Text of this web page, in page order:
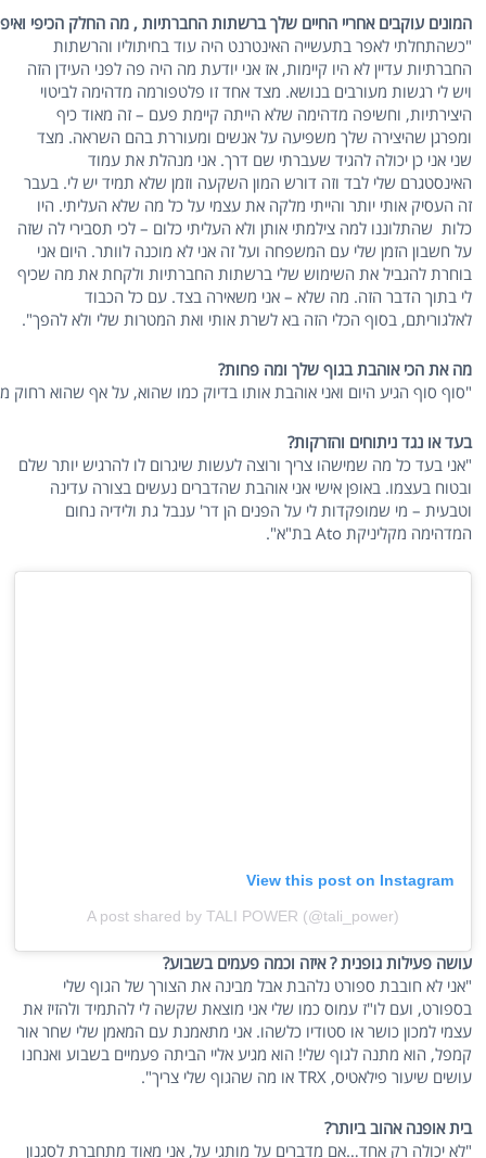
המונים עוקבים אחריי החיים שלך ברשתות החברתיות , מה החלק הכיפי
"כשהתחלתי לאפר בתעשייה האינטרנט היה עוד בחיתוליו והרשתות
החברתיות עדיין לא היו קיימות, אז אני יודעת מה היה פה לפני העידן הזה
ויש לי רגשות מעורבים בנושא. מצד אחד זו פלטפורמה מדהימה לביטוי
היצירתיות, וחשיפה מדהימה שלא הייתה קיימת פעם – זה מאוד כיף
ומפרגן שהיצירה שלך משפיעה על אנשים ומעוררת בהם השראה. מצד
שני אני כן יכולה להגיד שעברתי שם דרך. אני מנהלת את עמוד
האינסטגרם שלי לבד וזה דורש המון השקעה וזמן שלא תמיד יש לי. בעבר
זה העסיק אותי יותר והייתי מלקה את עצמי על כל מה שלא העליתי. היו
כלות שהתלוננו למה צילמתי אותן ולא העליתי כלום – לכי תסבירי לה שזה
על חשבון הזמן שלי עם המשפחה ועל זה אני לא מוכנה לוותר. היום אני
בוחרת להגביל את השימוש שלי ברשתות החברתיות ולקחת את מה שכיף
לי בתוך הדבר הזה. מה שלא – אני משאירה בצד. עם כל הכבוד
לאלגוריתם, בסוף הכלי הזה בא לשרת אותי ואת המטרות שלי ולא להפך".
מה את הכי אוהבת בגוף שלך ומה פחות?
"סוף סוף הגיע היום ואני אוהבת אותו בדיוק כמו שהוא, על אף שהוא
בעד או נגד ניתוחים והזרקות?
"אני בעד כל מה שמישהו צריך ורוצה לעשות שיגרום לו להרגיש יותר שלם
ובטוח בעצמו. באופן אישי אני אוהבת שהדברים נעשים בצורה עדינה
וטבעית – מי שמופקדות לי על הפנים הן דר' ענבל גת ולידיה נחום
המדהימה מקליניקת Ato בת"א".
View this post on Instagram
A post shared by TALI POWER (@tali_power)
עושה פעילות גופנית ? איזה וכמה פעמים בשבוע?
"אני לא חובבת ספורט נלהבת אבל מבינה את הצורך של הגוף שלי
בספורט, ועם לו"ז עמוס כמו שלי אני מוצאת שקשה לי להתמיד ולהזיז את
עצמי למכון כושר או סטודיו כלשהו. אני מתאמנת עם המאמן שלי שחר אור
קמפל, הוא מתנה לגוף שלי! הוא מגיע אליי הביתה פעמיים בשבוע ואנחנו
עושים שיעור פילאטיס, TRX או מה שהגוף שלי צריך".
בית אופנה אהוב ביותר?
"לא יכולה רק אחד…אם מדברים על מותגי על, אני מאוד מתחברת לסגנון